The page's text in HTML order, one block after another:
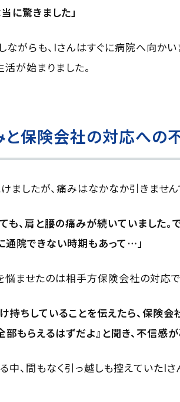
に驚きました」
がらも、Iさんはすぐに病院へ向かい
が始まりました。
と保険会社の対応への
ましたが、痛みはなかなか引きません
も、肩と腰の痛みが続いていました
通院できない時期もあって…」
悩ませたのは相手方保険会社の対応で
持ちしていることを伝えたら、保険
部もらえるはずだよ』と聞き、不信感が
、間もなく引っ越しも控えていたI